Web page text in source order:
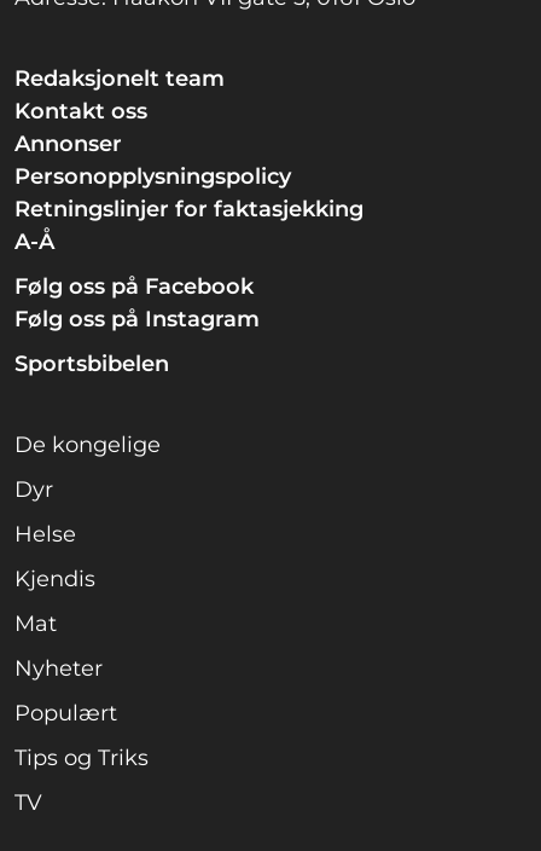
Redaksjonelt team
Kontakt oss
Annonser
Personopplysningspolicy
Retningslinjer for faktasjekking
A-Å
Følg oss på Facebook
Følg oss på Instagram
Sportsbibelen
De kongelige
Dyr
Helse
Kjendis
Mat
Nyheter
Populært
Tips og Triks
TV